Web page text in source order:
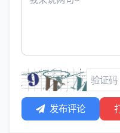
发布评论